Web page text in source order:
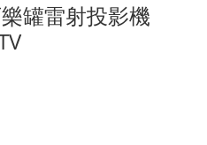
罐雷射投影機